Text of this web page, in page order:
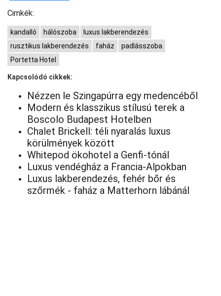
Cimkék:
kandalló hálószoba
luxus lakberendezés
rusztikus lakberendezés
faház
padlásszoba
Portetta Hotel
Kapcsolódó cikkek:
Nézzen le Szingapúrra egy medencéből
Modern és klasszikus stílusú terek a
Boscolo Budapest Hotelben
Chalet Brickell: téli nyaralás luxus
körülmények között
Whitepod ökohotel a Genfi-tónál
Luxus vendégház a Francia-Alpokban
Luxus lakberendezés, fehér bőr és
szőrmék - faház a Matterhorn lábánál